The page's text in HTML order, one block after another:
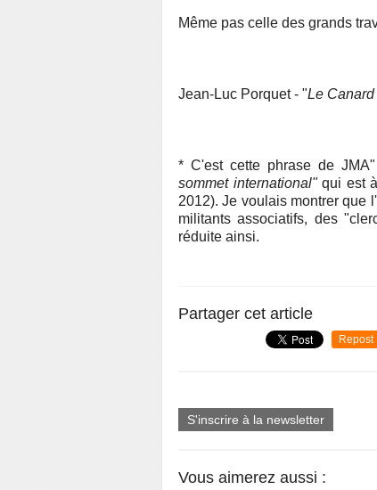
Même pas celle des grands
Jean-Luc Porquet - "Le
* C'est cette phrase de
sommet international"qui est
2012). Je voulais montrer que
militants associatifs, des
réduite ainsi.
Partager cet article
Repost
S'inscrire à la newsletter
Vous aimerez aussi :